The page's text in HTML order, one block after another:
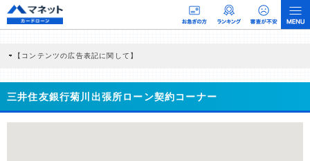
【コンテンツの広告表記に関して】
商品を根拠なくPRするものではなく、当編集部の調査／ユーザーへの口コミ収集な
どに基づき、公平性を担保した情報提供を行っています。
>提携企業一覧
三井住友銀行菊川出張所ローン契約コーナー